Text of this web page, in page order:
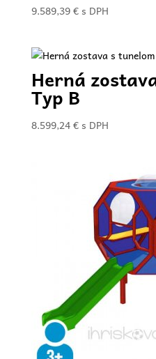
9.589,39€ s DPH
Herná
Typ B
8.599,24€ s DPH